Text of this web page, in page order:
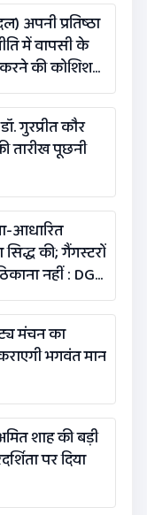
अपनी प्रतिष्ठा
में वापसी के
की कोशिश
गुरप्रीत कौर
तारीख पूछनी
आधारित
की; गैंगस्टरों
नहीं : DGP
मंचन का
भगवंत मान
शाह की बड़ी
पर दिया